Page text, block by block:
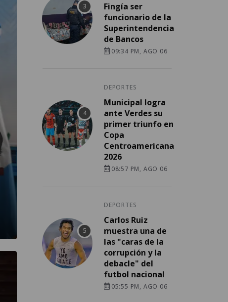
Fingía ser
funcionario de la
Superintendencia
de Bancos
09:34 PM, AGO 06
DEPORTES
Municipal logra
ante Verdes su
primer triunfo en
Copa
Centroamericana
2026
08:57 PM, AGO 06
DEPORTES
Carlos Ruiz
muestra una de
las "caras de la
corrupción y la
debacle" del
futbol nacional
05:55 PM, AGO 06